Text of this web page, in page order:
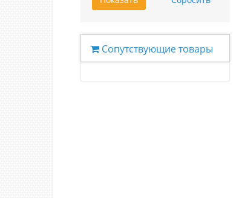
Сопутствующие товары